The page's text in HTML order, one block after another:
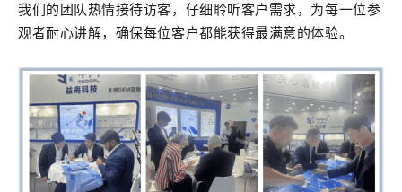
我们的团队热情接待访客，仔细聆听客户需求，为每一位参
观者耐心讲解，确保每位客户都能获得最满意的体验。